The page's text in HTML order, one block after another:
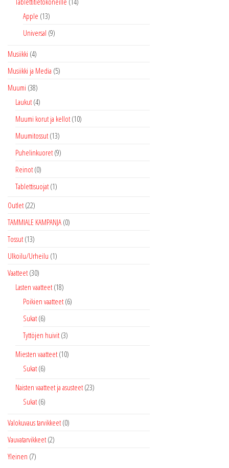
Apple (13)
Universal (9)
Musiikki (4)
Musiikki ja Media (5)
Muumi (38)
Laukut (4)
Muumi korut ja kellot (10)
Muumitossut (13)
Puhelinkuoret (9)
Reinot (0)
Tablettisuojat (1)
Outlet (22)
TAMMIALE KAMPANJA (0)
Tossut (13)
Ulkoilu/Urheilu (1)
Vaatteet (30)
Lasten vaatteet (18)
Poikien vaatteet (6)
Sukat (6)
Tyttöjen huivit (3)
Miesten vaatteet (10)
Sukat (6)
Naisten vaatteet ja asusteet (23)
Sukat (6)
Valokuvaus tarvikkeet (0)
Vauvatarvikkeet (2)
Yleinen (7)